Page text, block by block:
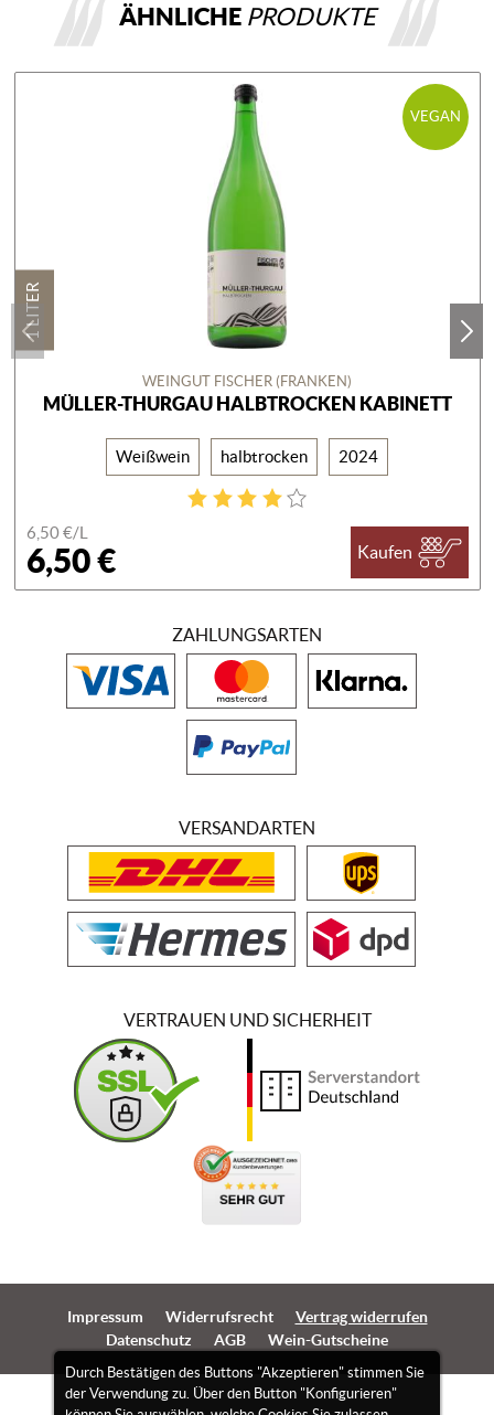
ÄHNLICHE PRODUKTE
VEGAN
1 LITER
WEINGUT FISCHER (FRANKEN)
MÜLLER-THURGAU HALBTROCKEN KABINETT
Weißwein halbtrocken 2024
6,50 €/L
6,50 € Kaufen
Durch Bestätigen des Buttons "Akzeptieren" stimmen Sie
der Verwendung zu. Über den Button "Konfigurieren"
ZAHLUNGSARTEN
VERSANDARTEN
VERTRAUEN UND SICHERHEIT
Impressum Widerrufsrecht
Vertrag widerrufen
Datenschutz
AGB Wein-Gutscheine